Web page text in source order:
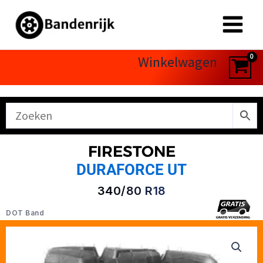
naar
Winkelwagen
FIRESTONE
DURAFORCE UT
340/80 R18
DOT Band